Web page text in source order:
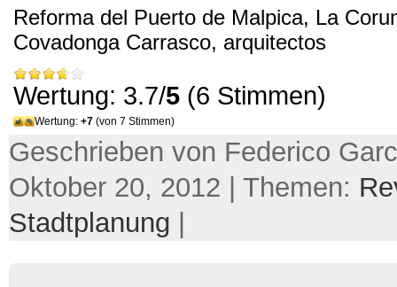
Reforma del Puerto de Malpica, La
Covadonga Carrasco, arquitectos
Wertung: 3.7/5 (6 Stimmen)
Wertung: +7 (von 7 Stimmen)
Geschrieben von Federico
Oktober 20, 2012 | Themen:
Stadtplanung |